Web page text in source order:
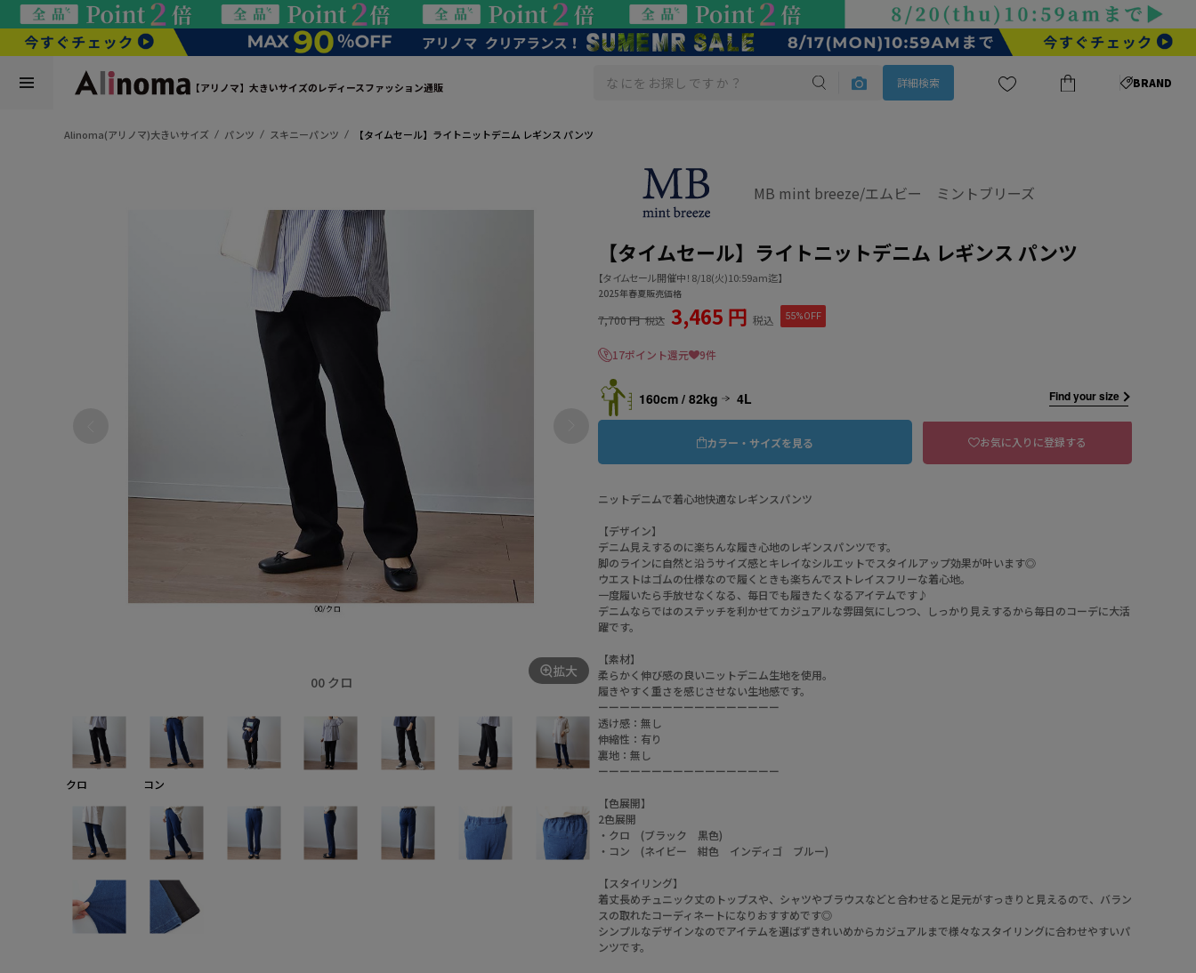
【アリノマ】大きいサイズのレディースファッション通販 詳細検索 BRAND
Alinoma(アリノマ)大きいサイズ パンツ スキニーパンツ 【タイムセール】ライトニットデニム レギンス パンツ
00 クロ
拡大
クロ コン
MB mint breeze/エムビー ミントブリーズ
【タイムセール】ライトニットデニム レギンス パンツ
【タイムセール開催中！8/18(火)10:59am迄】
2025年春夏販売価格
7,700 円 税込 3,465 円 税込 55%OFF
17ポイント還元 9件
160cm / 82kg 4L Find your size
カラー・サイズを見る お気に入りに登録する
ニットデニムで着心地快適なレギンスパンツ
【デザイン】
デニム見えするのに楽ちんな履き心地のレギンスパンツです。
脚のラインに自然と沿うサイズ感とキレイなシルエットでスタイルアップ効果が叶います◎
ウエストはゴムの仕様なので履くときも楽ちんでストレイスフリーな着心地。
一度履いたら手放せなくなる、毎日でも履きたくなるアイテムです♪
デニムならではのステッチを利かせてカジュアルな雰囲気にしつつ、しっかり見えするから毎日のコーデに大活
躍です。
【素材】
柔らかく伸び感の良いニットデニム生地を使用。
履きやすく重さを感じさせない生地感です。
ーーーーーーーーーーーーーーーーー
透け感：無し
伸縮性：有り
裏地：無し
ーーーーーーーーーーーーーーーーー
【色展開】
2色展開
・クロ (ブラック 黒色)
・コン (ネイビー 紺色 インディゴ ブルー)
【スタイリング】
着丈長めチュニック丈のトップスや、シャツやブラウスなどと合わせると足元がすっきりと見えるので、バラン
スの取れたコーディネートになりおすすめです◎
シンプルなデザインなのでアイテムを選ばずきれいめからカジュアルまで様々なスタイリングに合わせやすいパ
ンツです。